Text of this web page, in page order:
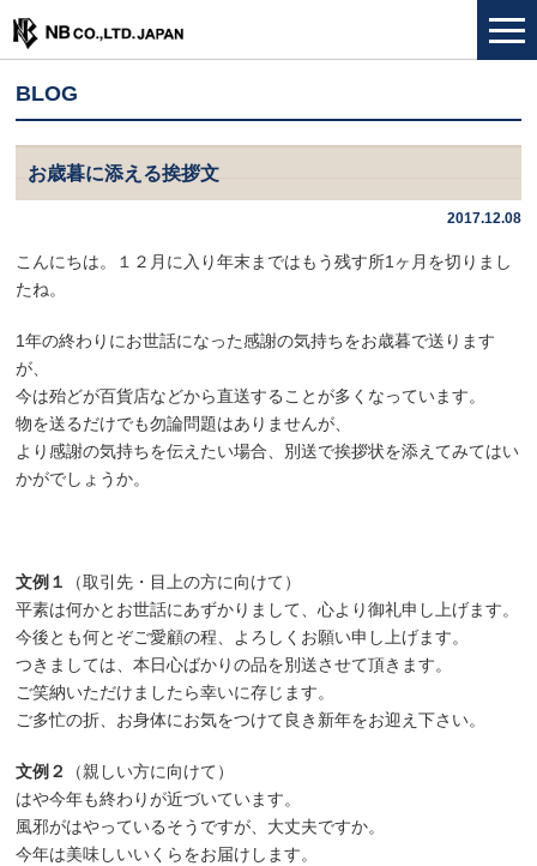
BLOG
お歳暮に添える挨拶文
2017.12.08
こんにちは。１２月に入り年末まではもう残す所1ヶ月を切りまし
たね。
1年の終わりにお世話になった感謝の気持ちをお歳暮で送ります
が、
今は殆どが百貨店などから直送することが多くなっています。
物を送るだけでも勿論問題はありませんが、
より感謝の気持ちを伝えたい場合、別送で挨拶状を添えてみてはい
かがでしょうか。
文例１
（取引先・目上の方に向けて）
平素は何かとお世話にあずかりまして、心より御礼申し上げます。
今後とも何とぞご愛顧の程、よろしくお願い申し上げます。
つきましては、本日心ばかりの品を別送させて頂きます。
ご笑納いただけましたら幸いに存じます。
ご多忙の折、お身体にお気をつけて良き新年をお迎え下さい。
文例２
（親しい方に向けて）
はや今年も終わりが近づいています。
風邪がはやっているそうですが、大丈夫ですか。
今年は美味しいいくらをお届けします。